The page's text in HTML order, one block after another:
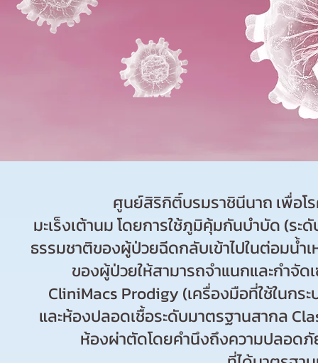
ศูนย์สิริกิติ์บรมราชินีนาถ เพื่อโ
มะเร็งเต้านม โดยการใช้ภูมิคุ้มกันบำบัด (ร
ธรรมชาติของผู้ป่วยฉีดกลับเข้าไปในต่อมน้ำ
ของผู้ป่วยให้สามารถจำแนกและกำจัด
CliniMacs Prodigy (เครื่องมือที่ใช้ในก
และห้องปลอดเชื้อระดับมาตรฐานสากล
ห้องผ่าตัดโดยคำนึงถึงความปลอดภั